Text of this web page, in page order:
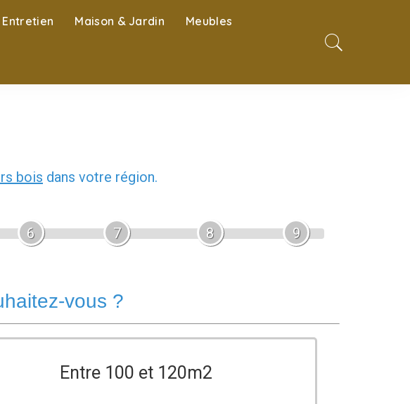
Entretien Maison & Jardin Meubles
bois dans votre région.
6 7 8 9
vous ?
Entre 100 et 120m2